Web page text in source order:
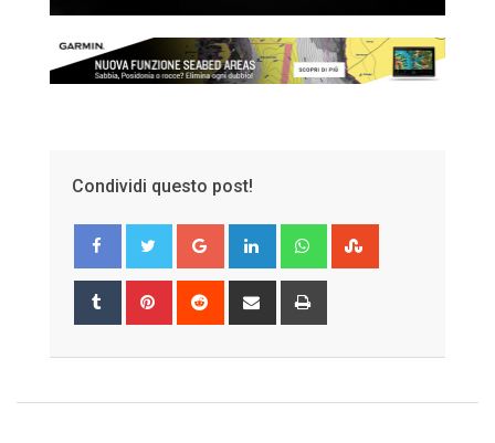
Condividi questo post!
Google+ LinkedIn Whatsapp
Tumblr Pinterest Reddit
Share